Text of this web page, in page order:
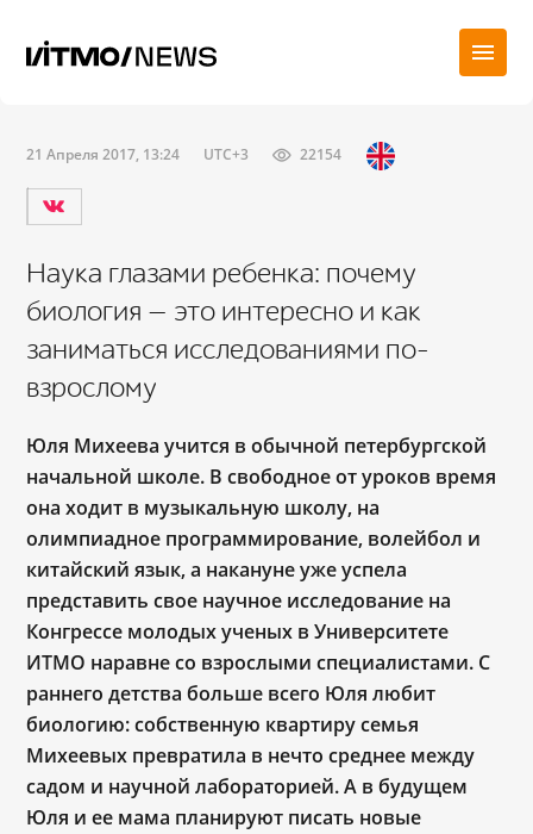
21 Апреля 2017, 13:24 UTC+3 22154
Наука глазами ребенка: почему
биология — это интересно и как
заниматься исследованиями по-
взрослому
Юля Михеева учится в обычной петербургской
начальной школе. В свободное от уроков время
она ходит в музыкальную школу, на
олимпиадное программирование, волейбол и
китайский язык, а накануне уже успела
представить свое научное исследование на
Конгрессе молодых ученых в Университете
ИТМО наравне со взрослыми специалистами. С
раннего детства больше всего Юля любит
биологию: собственную квартиру семья
Михеевых превратила в нечто среднее между
садом и научной лабораторией. А в будущем
Юля и ее мама планируют писать новые